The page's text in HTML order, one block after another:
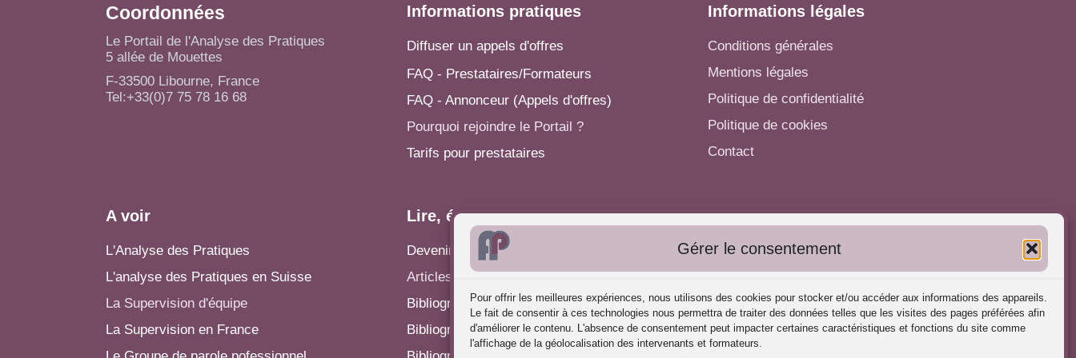
Gérer le consentement
Pour offrir les meilleures expériences, nous utilisons des cookies pour stocker et/ou accéder aux informations des appareils.
Le fait de consentir à ces technologies nous permettra de traiter des données telles que les visites des pages préférées afin
d'améliorer le contenu. L'absence de consentement peut impacter certaines caractéristiques et fonctions du site comme
l'affichage de la géolocalisation des intervenants et formateurs.
Coordonnées
Le Portail de l'Analyse des Pratiques
5 allée de Mouettes
F-33500 Libourne, France
Tel:+33(0)7 75 78 16 68
Informations pratiques
Diffuser un appels d'offres
FAQ - Prestataires/Formateurs
FAQ - Annonceur (Appels d'offres)
Pourquoi rejoindre le Portail ?
Tarifs pour prestataires
Informations légales
Conditions générales
Mentions légales
Politique de confidentialité
Politique de cookies
Contact
A voir
L'Analyse des Pratiques
L'analyse des Pratiques en Suisse
La Supervision d'équipe
La Supervision en France
Lire, écrire...
Devenir rédacteur
Articles - Actualités
Bibliographie: Analyse des Pratiques
Bibliographie: Supervision
Autres informations
S'inscrire dans l'Annuaire
Publiez vos formations
Charte déontologique
Références d'intervention